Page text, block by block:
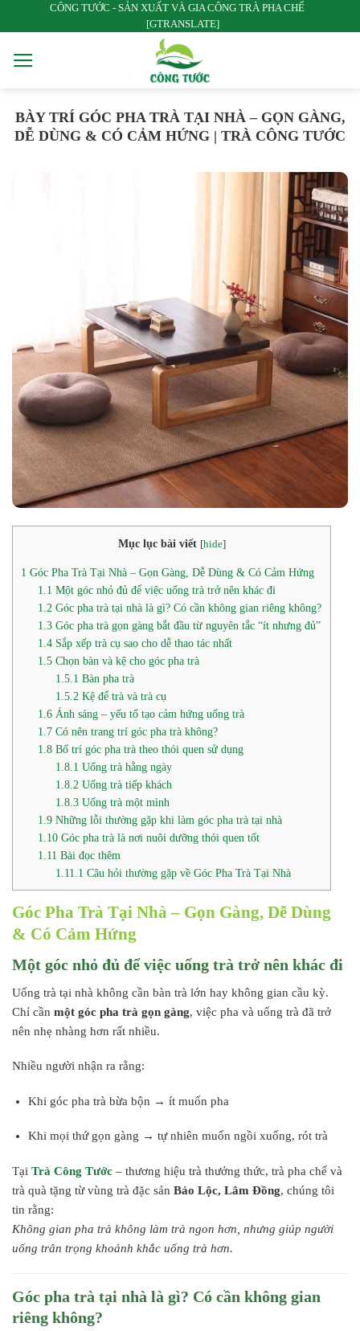
qua
dung
CÔNG TƯỚC - SẢN XUẤT VÀ GIA CÔNG TRÀ PHA CHẾ
[GTRANSLATE]
BÀY TRÍ GÓC PHA TRÀ TẠI NHÀ – GỌN GÀNG,
DỄ DÙNG & CÓ CẢM HỨNG | TRÀ CÔNG TƯỚC
Mục lục bài viết [hide]
1 Góc Pha Trà Tại Nhà – Gọn Gàng, Dễ Dùng & Có Cảm Hứng
1.1 Một góc nhỏ đủ để việc uống trà trở nên khác đi
1.2 Góc pha trà tại nhà là gì? Có cần không gian riêng không?
1.3 Góc pha trà gọn gàng bắt đầu từ nguyên tắc “ít nhưng đủ”
1.4 Sắp xếp trà cụ sao cho dễ thao tác nhất
1.5 Chọn bàn và kệ cho góc pha trà
1.5.1 Bàn pha trà
1.5.2Kệ để trà và trà cụ
1.6 Ánh sáng – yếu tố tạo cảm hứng uống trà
1.7 Có nên trang trí góc pha trà không?
1.8 Bố trí góc pha trà theo thói quen sử dụng
1.8.1 Uống trà hằng ngày
1.8.2Uống trà tiếp khách
1.8.3Uống trà một mình
1.9 Những lỗi thường gặp khi làm góc pha trà tại nhà
1.10 Góc pha trà là nơi nuôi dưỡng thói quen tốt
1.11 Bài đọc thêm
1.11.1 Câu hỏi thường gặp về Góc Pha Trà Tại Nhà
Góc Pha Trà Tại Nhà – Gọn Gàng, Dễ Dùng
& Có Cảm Hứng
Một góc nhỏ đủ để việc uống trà trở nên khác đi
Uống trà tại nhà không cần bàn trà lớn hay không gian cầu kỳ.
Chỉ cần một góc pha trà gọn gàng, việc pha và uống trà đã trở
nên nhẹ nhàng hơn rất nhiều.
Nhiều người nhận ra rằng:
Khi góc pha trà bừa bộn → ít muốn pha
Khi mọi thứ gọn gàng → tự nhiên muốn ngồi xuống, rót trà
Tại Trà Công Tước – thương hiệu trà thưởng thức, trà pha chế và
trà quà tặng từ vùng trà đặc sản Bảo Lộc, Lâm Đồng, chúng tôi
tin rằng:
Không gian pha trà không làm trà ngon hơn, nhưng giúp người
uống trân trọng khoảnh khắc uống trà hơn.
Góc pha trà tại nhà là gì? Có cần không gian
riêng không?